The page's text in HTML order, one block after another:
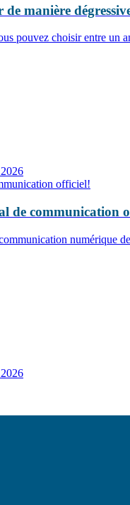
manière
pouvez choisir entre un
de communication
numérique